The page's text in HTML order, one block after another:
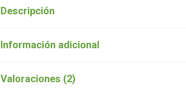
Descripción
Información adicional
Valoraciones (2)